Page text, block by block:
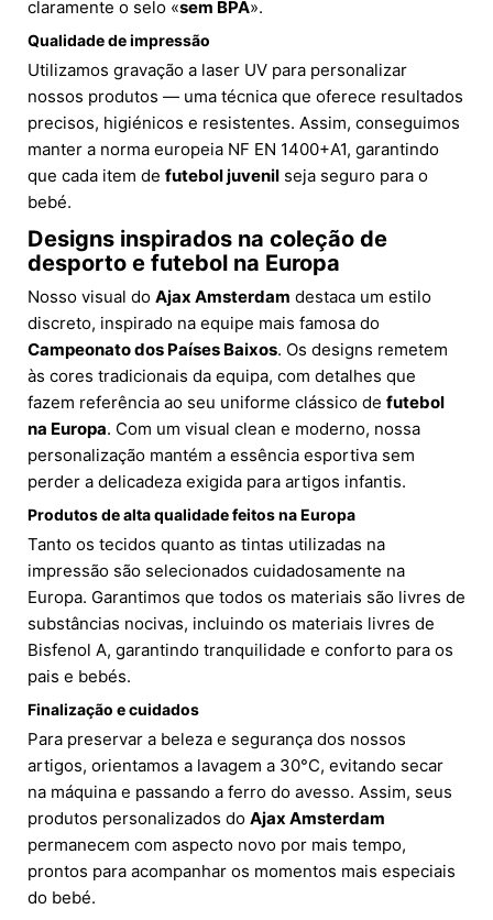
claramente o selo «sem BPA».
Qualidade de impressão
Utilizamos gravação a laser UV para personalizar
nossos produtos — uma técnica que oferece resultados
precisos, higiénicos e resistentes. Assim, conseguimos
manter a norma europeia NF EN 1400+A1, garantindo
que cada item de futebol juvenil seja seguro para o
bebé.
Designs inspirados na coleção de
desporto e futebol na Europa
Nosso visual do Ajax Amsterdam destaca um estilo
discreto, inspirado na equipe mais famosa do
Campeonato dos Países Baixos. Os designs remetem
às cores tradicionais da equipa, com detalhes que
fazem referência ao seu uniforme clássico de futebol
na Europa. Com um visual clean e moderno, nossa
personalização mantém a essência esportiva sem
perder a delicadeza exigida para artigos infantis.
Produtos de alta qualidade feitos na Europa
Tanto os tecidos quanto as tintas utilizadas na
impressão são selecionados cuidadosamente na
Europa. Garantimos que todos os materiais são livres de
substâncias nocivas, incluindo os materiais livres de
Bisfenol A, garantindo tranquilidade e conforto para os
pais e bebés.
Finalização e cuidados
Para preservar a beleza e segurança dos nossos
artigos, orientamos a lavagem a 30°C, evitando secar
na máquina e passando a ferro do avesso. Assim, seus
produtos personalizados do Ajax Amsterdam
permanecem com aspecto novo por mais tempo,
prontos para acompanhar os momentos mais especiais
do bebé.